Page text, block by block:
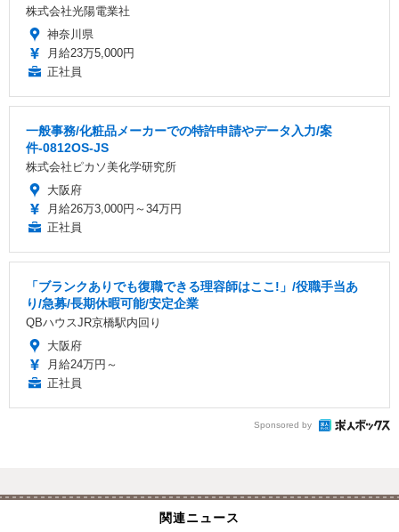
株式会社光陽電業社
神奈川県
月給23万5,000円
正社員
一般事務/化粧品メーカーでの特許申請やデータ入力/案
件-0812OS-JS
株式会社ピカソ美化学研究所
大阪府
月給26万3,000円～34万円
正社員
「ブランクありでも復職できる理容師はここ!」/役職手当あ
り/急募/長期休暇可能/安定企業
QBハウスJR京橋駅内回り
大阪府
月給24万円～
正社員
Sponsored by
関連ニュース